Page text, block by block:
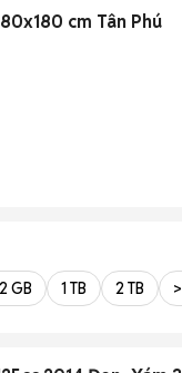
cm Tân Phú
GB 1 TB 2 TB